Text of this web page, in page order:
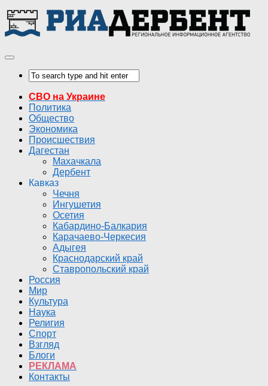
СВО на Украине
Политика
Общество
Экономика
Происшествия
Дагестан
Махачкала
Дербент
Кавказ
Чечня
Ингушетия
Осетия
Кабардино-Балкария
Карачаево-Черкесия
Адыгея
Краснодарский край
Ставропольский край
Россия
Мир
Культура
Наука
Религия
Спорт
Взгляд
Блоги
РЕКЛАМА
Контакты